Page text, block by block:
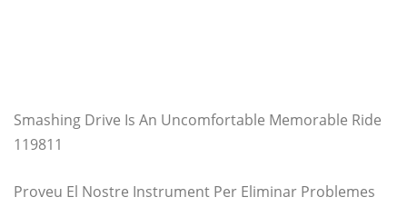
Smashing Drive Is An Uncomfortable Memorable Ride
119811
Proveu El Nostre Instrument Per Eliminar Problemes